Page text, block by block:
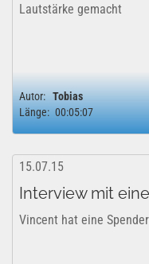
Lautstärke gemacht
Autor: Tobias
Länge: 00:05:07
15.07.15
Interview mit
Vincent hat eine